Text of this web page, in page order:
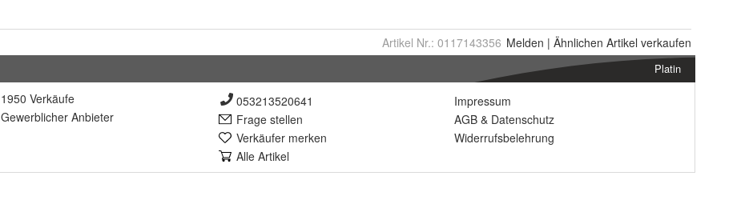
Artikel Nr.: 0117143356 Melden | Ähnlichen Artikel verkaufen
Platin
1950 Verkäufe
Gewerblicher Anbieter
053213520641
Frage stellen
Verkäufer merken
Alle Artikel
Impressum
AGB & Datenschutz
Widerrufsbelehrung